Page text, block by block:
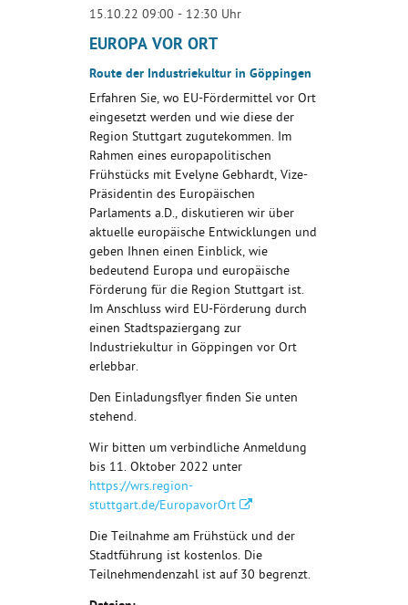
15.10.22 09:00 - 12:30 Uhr
EUROPA VOR ORT
Route der Industriekultur in Göppingen
Erfahren Sie, wo EU-Fördermittel vor Ort
eingesetzt werden und wie diese der
Region Stuttgart zugutekommen. Im
Rahmen eines europapolitischen
Frühstücks mit Evelyne Gebhardt, Vize-
Präsidentin des Europäischen
Parlaments a.D., diskutieren wir über
aktuelle europäische Entwicklungen und
geben Ihnen einen Einblick, wie
bedeutend Europa und europäische
Förderung für die Region Stuttgart ist.
Im Anschluss wird EU-Förderung durch
einen Stadtspaziergang zur
Industriekultur in Göppingen vor Ort
erlebbar.
Den Einladungsflyer finden Sie unten
stehend.
Wir bitten um verbindliche Anmeldung
bis 11. Oktober 2022 unter
https://wrs.region-
stuttgart.de/EuropavorOrt
Die Teilnahme am Frühstück und der
Stadtführung ist kostenlos. Die
Teilnehmendenzahl ist auf 30 begrenzt.